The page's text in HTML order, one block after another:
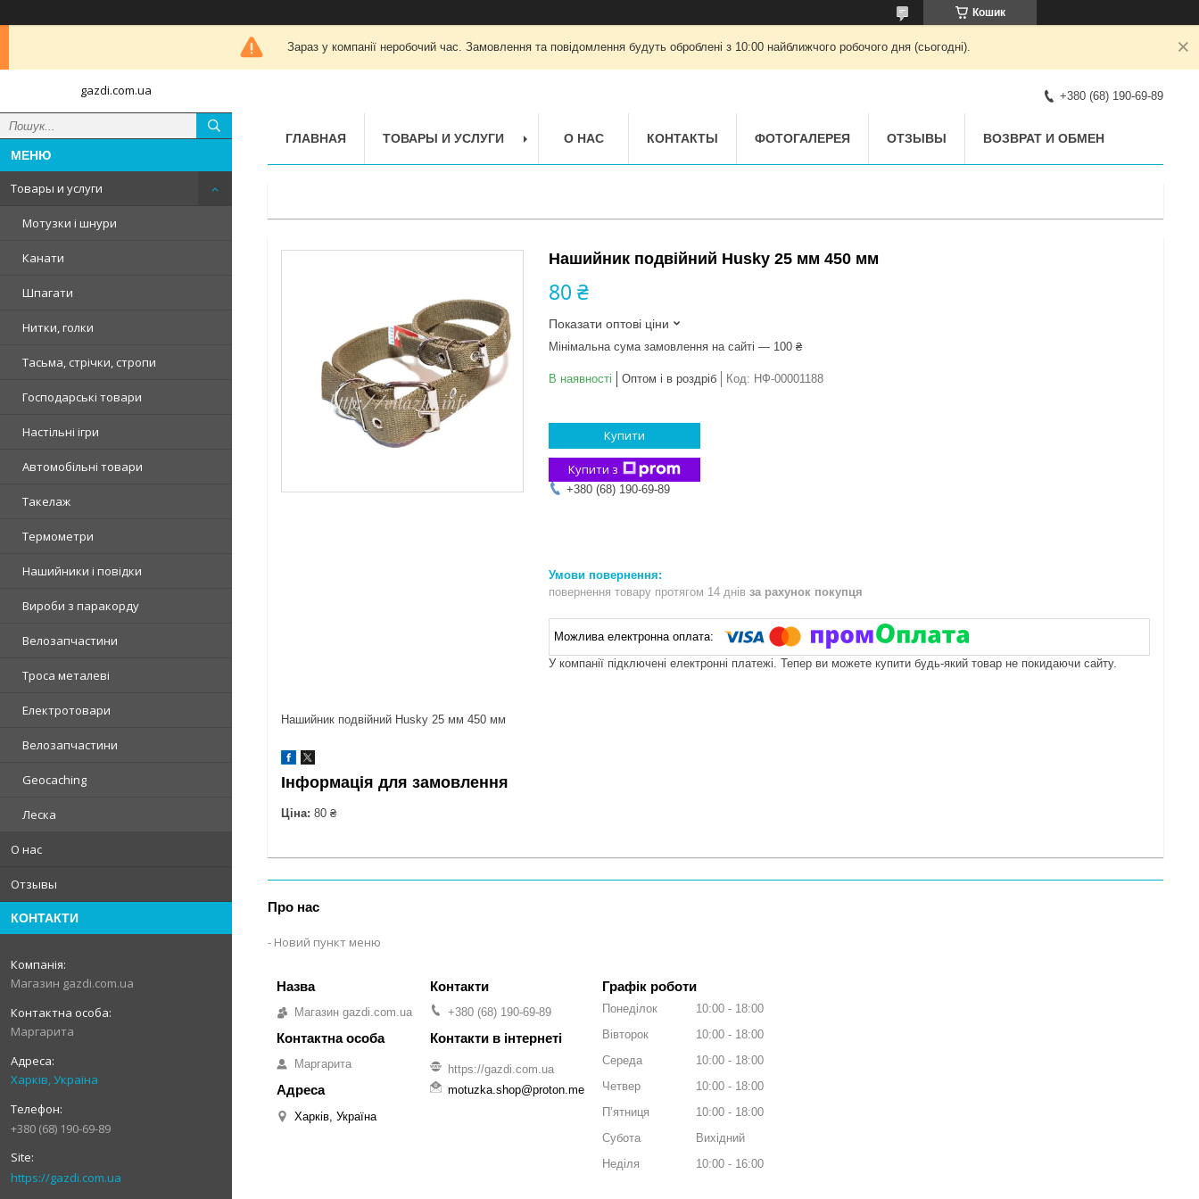
Кошик
Зараз у компанії неробочий час. Замовлення та повідомлення будуть оброблені з 10:00 найближчого робочого дня (сьогодні).
gazdi.com.ua
Товары и услуги
Мотузки і шнури
Канати
Шпагати
Нитки, голки
Тасьма, стрічки, стропи
Господарські товари
Настільні ігри
Автомобільні товари
Такелаж
Термометри
Нашийники і повідки
Вироби з паракорду
Велозапчастини
Троса металеві
Електротовари
Велозапчастини
Geocaching
Леска
О нас
Отзывы
КОНТАКТИ
Магазин gazdi.com.ua
Маргарита
Харків, Україна
+380 (68) 190-69-89
https://gazdi.com.ua
+380 (68) 190-69-89
ГЛАВНАЯ ТОВАРЫ И УСЛУГИ О НАС КОНТАКТЫ ФОТОГАЛЕРЕЯ ОТЗЫВЫ ВОЗВРАТ И ОБМЕН
Нашийник подвійний Husky 25 мм 450 мм
80 ₴
Показати оптові ціни
Мінімальна сума замовлення на сайті — 100 ₴
В наявності Оптом і в роздріб Код: НФ-00001188
Купити
Купити з
+380 (68) 190-69-89
повернення товару протягом 14 днів за рахунок покупця
У компанії підключені електронні платежі. Тепер ви можете купити будь-який товар не покидаючи сайту.
Нашийник подвійний Husky 25 мм 450 мм
Інформація для замовлення
Ціна: 80 ₴
Про нас
Новий пункт меню
Магазин gazdi.com.ua
Маргарита
Харків, Україна
+380 (68) 190-69-89
https://gazdi.com.ua
motuzka.shop@proton.me
Графік роботи
Понеділок 10:00
18:00
Вівторок
10:00
18:00
Середа
10:00
18:00
Четвер
10:00
18:00
Пʼятниця
10:00
18:00
Субота
Вихідний
Неділя
10:00 16:00